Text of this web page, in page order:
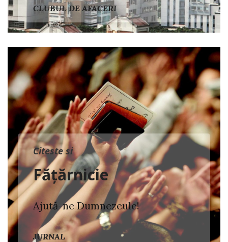
CLUBUL DE AFACERI
Citeste si
Fățărnicie
Ajută-ne Dumnezeule!
JURNAL